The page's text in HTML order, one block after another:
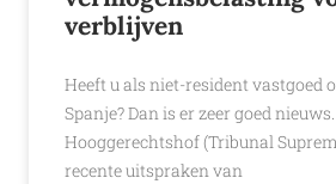
verblijven
Heeft u als niet-resident vastgoed
Spanje? Dan is er zeer goed
Hooggerechtshof (Tribunal
recente uitspraken van